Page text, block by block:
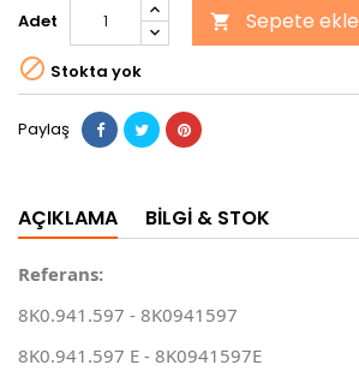
Adet  Sepete ekle
 Stokta yok
Paylaş
AÇIKLAMA BILGI & STOK
Referans:
8K0.941.597 - 8K0941597
8K0.941.597 E - 8K0941597E